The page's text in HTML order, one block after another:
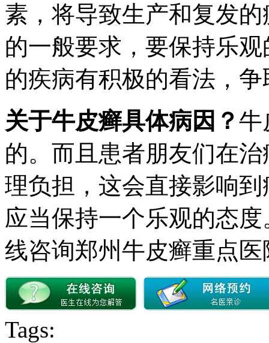
素，将导致生产和复发
的一般要求，要保持乐
的疾病有积极的看法，
关于牛皮癣具体病因？ 牛
的。而且患者朋友们在
理负担，这会直接影响
应当保持一个乐观的态
线咨询郑州牛皮癣重点
Tags: